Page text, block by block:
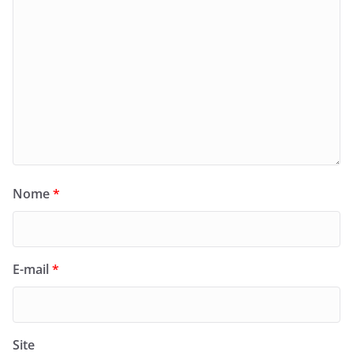
Nome*
E-mail*
Site